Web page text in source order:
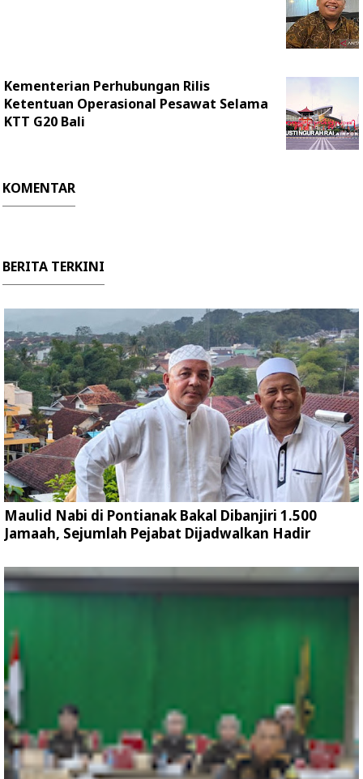
Kementerian Perhubungan Rilis
Ketentuan Operasional Pesawat Selama
KTT G20 Bali
KOMENTAR
BERITA TERKINI
Maulid Nabi di Pontianak Bakal Dibanjiri 1.500
Jamaah, Sejumlah Pejabat Dijadwalkan Hadir